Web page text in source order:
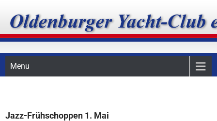
content
Oldenburger Yacht-Club
e.V.
Menu
Jazz-Frühschoppen 1. Mai